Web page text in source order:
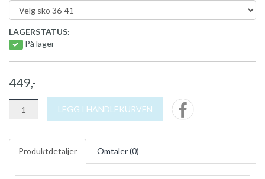
LAGERSTATUS:
På lager
449,-
LEGG I HANDLEKURVEN
Produktdetaljer Omtaler (0)